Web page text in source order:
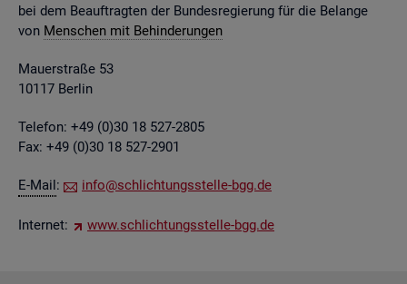
bei dem Be­auf­trag­ten der Bun­des­re­gie­rung für die Be­lan­ge
von Men­schen mit Be­hin­de­run­gen
Mau­er­stra­ße 53
10117 Ber­lin
Te­le­fon: +49 (0)30 18 527-2805
Fax: +49 (0)30 18 527-2901
E-Mail: info@​sch​lich​tung​sste​lle-​bgg.​de
In­ter­net: www.​sch​lich​tung​sste​lle-​bgg.​de